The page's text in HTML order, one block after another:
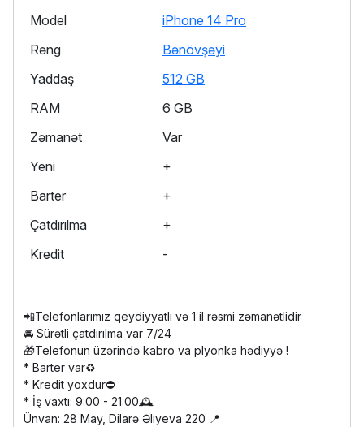
Model
iPhone 14 Pro
Rəng
Bənövşəyi
Yaddaş
512 GB
RAM
6 GB
Zəmanət
Var
Yeni
+
Barter
+
Çatdırılma
+
Kredit
-
📲Telefonlarımız qeydiyyatlı və 1 il rəsmi zəmanətlidir
🚘 Sürətli çatdırılma var 7/24
🎁Telefonun üzərində kabro va plyonka hədiyyə !
* Barter var♻️
* Kredit yoxdur⛔️
* İş vaxtı: 9:00 - 21:00🕰️
Ünvan: 28 May, Dilarə Əliyeva 220 📍